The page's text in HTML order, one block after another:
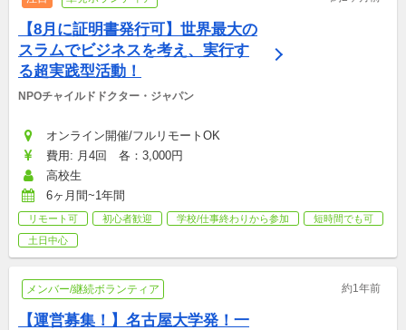
【8月に証明書発行可】世界最大の
スラムでビジネスを考え、実行す
る超実践型活動！
NPOチャイルドドクター・ジャパン
オンライン開催/フルリモートOK
費用: 月4回　各：3,000円
高校生
6ヶ月間~1年間
リモート可 初心者歓迎 学校/仕事終わりから参加
短時間でも可
土日中心
メンバー/継続ボランティア 約1年前
【運営募集！】名古屋大学発！一